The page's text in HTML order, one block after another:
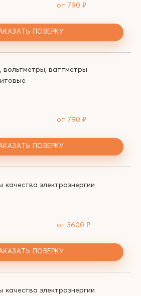
от 790 ₽
ПОВЕРКУ
вольтметры, ваттметры
от 790 ₽
ПОВЕРКУ
качества электроэнергии
от 3600 ₽
ПОВЕРКУ
качества электроэнергии